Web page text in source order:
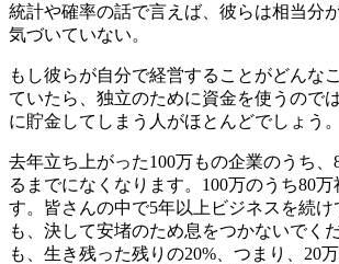
統計や確率の話で言えば、彼らは相当分
気づいていない。
もし彼らが自分で経営することがどんな
ていたら、独立のために資金を使うので
に貯金してしまう人がほとんどでしょう。
去年立ち上がった100万もの企業のうち、
るまでになくなります。100万のうち80
す。皆さんの中で5年以上ビジネスを続け
も、決して安堵のため息をつかないでく
も、生き残った残りの20%、つまり、20